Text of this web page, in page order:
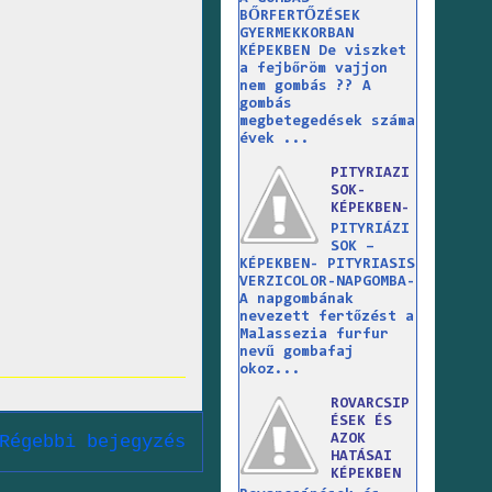
Régebbi bejegyzés
BŐRFERTŐZÉSEK
GYERMEKKORBAN
KÉPEKBEN De viszket
a fejbőröm vajjon
nem gombás ?? A
gombás
megbetegedések száma
évek ...
PITYRIAZI
SOK-
KÉPEKBEN-
PITYRIÁZI
SOK –
KÉPEKBEN- PITYRIASIS
VERZICOLOR-NAPGOMBA-
A napgombának
nevezett fertőzést a
Malassezia furfur
nevű gombafaj
okoz...
ROVARCSIP
ÉSEK ÉS
AZOK
HATÁSAI
KÉPEKBEN